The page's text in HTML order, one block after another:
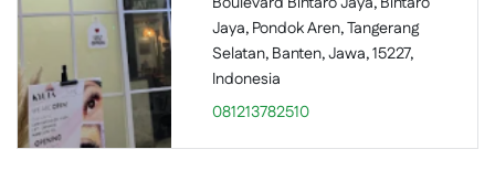
Jaya, Pondok Aren, Tangerang
Selatan, Banten, Jawa, 15227,
Indonesia
081213782510